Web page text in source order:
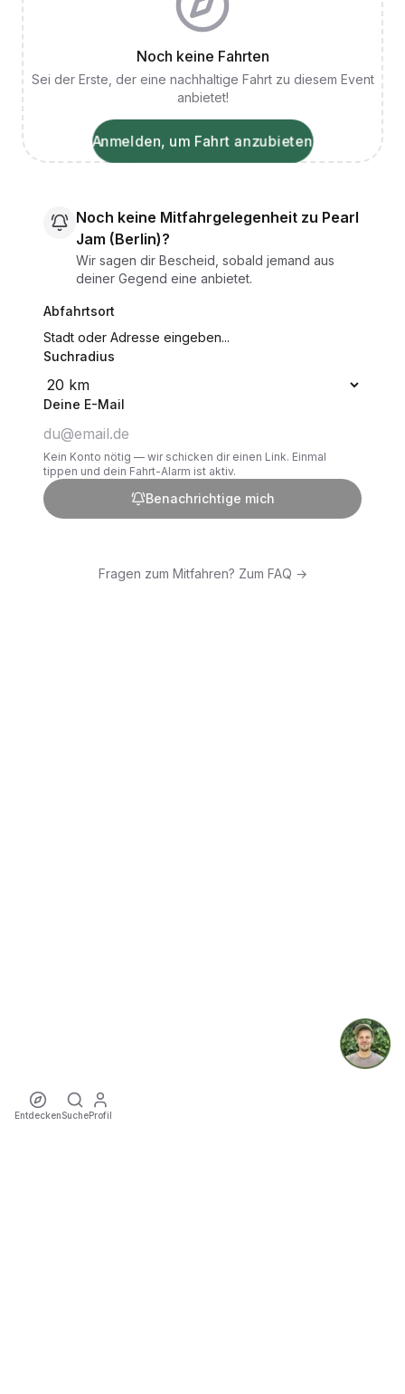
Noch keine Fahrten
Sei der Erste, der eine nachhaltige Fahrt zu diesem Event
anbietet!
Anmelden, um Fahrt anzubieten
Noch keine Mitfahrgelegenheit zu Pearl
Jam (Berlin)?
Wir sagen dir Bescheid, sobald jemand aus
deiner Gegend eine anbietet.
Abfahrtsort
Suchradius
Deine E-Mail
Kein Konto nötig — wir schicken dir einen Link. Einmal
tippen und dein Fahrt-Alarm ist aktiv.
Benachrichtige mich
Fragen zum Mitfahren? Zum FAQ →
EntdeckenSucheProfil